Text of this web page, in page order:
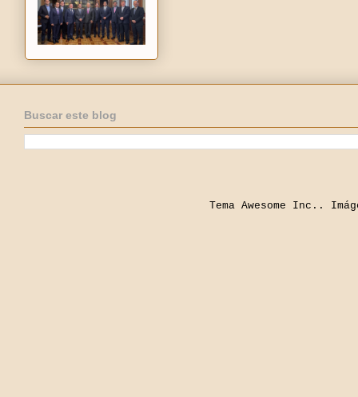
Buscar este blog
Tema Awesome Inc..